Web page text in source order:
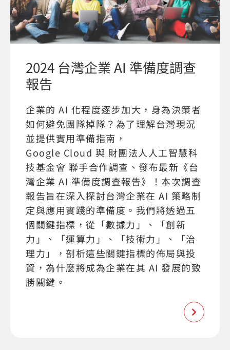
2024 台灣企業 AI 準備度調查
報告
企業的 AI 化程度逐步加大，身為決策者
如何避免團隊掉隊？為了理解台灣現況
並提供實用準備指南，
Google Cloud 與 財團法人人工智慧科
技基金會 聯手合作調查、發布最新《台
灣企業 AI 準備度調查報告》！本次調查
報告旨在深入探討台灣企業在 AI 策略制
定與應用實踐的準備度。我們將透過五
個關鍵指標，從「數據力」、「創新
力」、「運算力」、「技術力」、「治
理力」，剖析這些關鍵指標的佈局與投
資，為什麼將成為企業在其 AI 發展的致
勝關鍵。